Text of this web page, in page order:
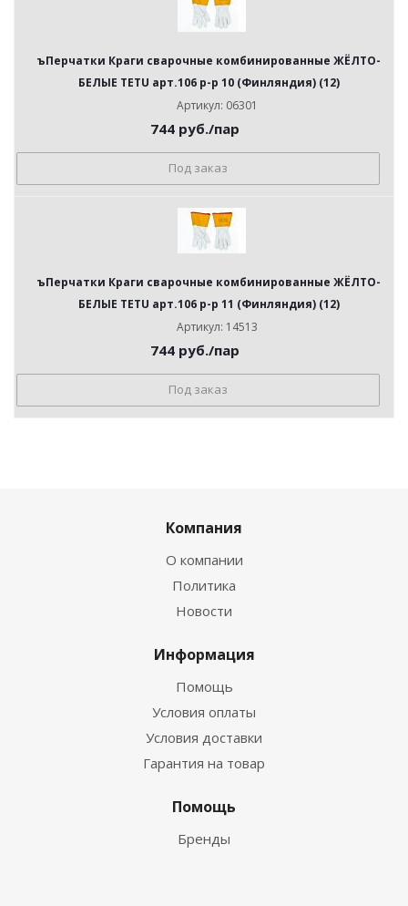
ъПерчатки Краги сварочные комбинированные ЖЁЛТО-
БЕЛЫЕ TETU арт.106 р-р 10 (Финляндия) (12)
Артикул: 06301
744 руб./пар
Под заказ
ъПерчатки Краги сварочные комбинированные ЖЁЛТО-
БЕЛЫЕ TETU арт.106 р-р 11 (Финляндия) (12)
Артикул: 14513
744 руб./пар
Под заказ
Компания
О компании
Политика
Новости
Информация
Помощь
Условия оплаты
Условия доставки
Гарантия на товар
Помощь
Бренды